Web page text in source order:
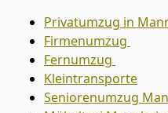
Privatumzug in
Firmenumzug
Fernumzug
Kleintransporte
Seniorenumzug